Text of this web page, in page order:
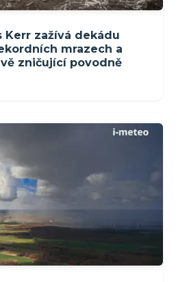
Kerr zažívá dekádu
mrazech a
zničující povodně